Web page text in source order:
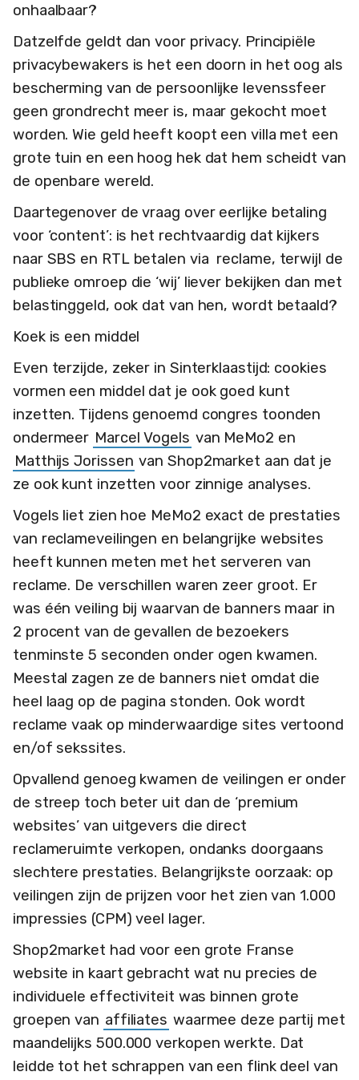
onhaalbaar?
Datzelfde geldt dan voor privacy. Principiële
privacybewakers is het een doorn in het oog als
bescherming van de persoonlijke levenssfeer
geen grondrecht meer is, maar gekocht moet
worden. Wie geld heeft koopt een villa met een
grote tuin en een hoog hek dat hem scheidt van
de openbare wereld.
Daartegenover de vraag over eerlijke betaling
voor ‘content’: is het rechtvaardig dat kijkers
naar SBS en RTL betalen via reclame, terwijl de
publieke omroep die ‘wij’ liever bekijken dan met
belastinggeld, ook dat van hen, wordt betaald?
Koek is een middel
Even terzijde, zeker in Sinterklaastijd: cookies
vormen een middel dat je ook goed kunt
inzetten. Tijdens genoemd congres toonden
ondermeer Marcel Vogels van MeMo2 en
Matthijs Jorissen van Shop2market aan dat je
ze ook kunt inzetten voor zinnige analyses.
Vogels liet zien hoe MeMo2 exact de prestaties
van reclameveilingen en belangrijke websites
heeft kunnen meten met het serveren van
reclame. De verschillen waren zeer groot. Er
was één veiling bij waarvan de banners maar in
2 procent van de gevallen de bezoekers
tenminste 5 seconden onder ogen kwamen.
Meestal zagen ze de banners niet omdat die
heel laag op de pagina stonden. Ook wordt
reclame vaak op minderwaardige sites vertoond
en/of sekssites.
Opvallend genoeg kwamen de veilingen er onder
de streep toch beter uit dan de ‘premium
websites’ van uitgevers die direct
reclameruimte verkopen, ondanks doorgaans
slechtere prestaties. Belangrijkste oorzaak: op
veilingen zijn de prijzen voor het zien van 1.000
impressies (CPM) veel lager.
Shop2market had voor een grote Franse
website in kaart gebracht wat nu precies de
individuele effectiviteit was binnen grote
groepen van affiliates waarmee deze partij met
maandelijks 500.000 verkopen werkte. Dat
leidde tot het schrappen van een flink deel van